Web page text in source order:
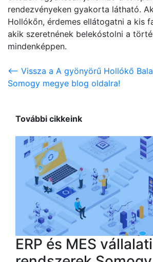
rendezvényeken gyakorta látható.
Hollókőn, érdemes ellátogatni a kis
akik szeretnének belekóstolni a
mindenképpen.
<-- Vissza a A gyönyörű Hollókő
Somogy megye blog oldalra!
További cikkeink
ERP és MES